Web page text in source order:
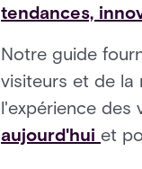
tendances,
Notre guide
visiteurs et de la
l'expérience des
aujourd'hui et